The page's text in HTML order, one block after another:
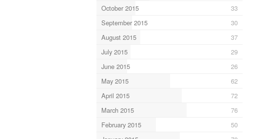
October 2015
33
September 2015
30
August 2015
37
July 2015
29
June 2015
26
May 2015
62
April 2015
72
March 2015
76
February 2015
50